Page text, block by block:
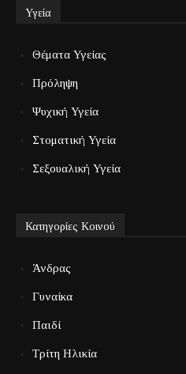
Υγεία
Θέματα Υγείας
Πρόληψη
Ψυχική Υγεία
Στοματική Υγεία
Σεξουαλική Υγεία
Κατηγορίες Κοινού
Άνδρας
Γυναίκα
Παιδί
Τρίτη Ηλικία